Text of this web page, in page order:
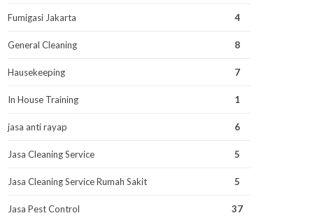
Fumigasi Jakarta 4
General Cleaning 8
Hausekeeping 7
In House Training 1
jasa anti rayap 6
Jasa Cleaning Service 5
Jasa Cleaning Service Rumah Sakit 5
Jasa Pest Control 37